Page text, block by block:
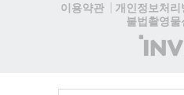
이용약관
개인정보처리
불법촬영물
(